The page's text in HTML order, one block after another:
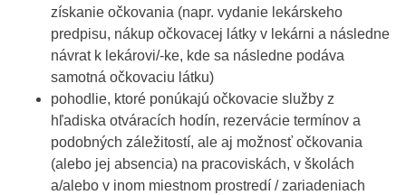
získanie očkovania (napr. vydanie lekárskeho
predpisu, nákup očkovacej látky v lekárni a následne
návrat k lekárovi/-ke, kde sa následne podáva
samotná očkovaciu látku)
pohodlie, ktoré ponúkajú očkovacie služby z
hľadiska otváracích hodín, rezervácie termínov a
podobných záležitostí, ale aj možnosť očkovania
(alebo jej absencia) na pracoviskách, v školách
a/alebo v inom miestnom prostredí / zariadeniach